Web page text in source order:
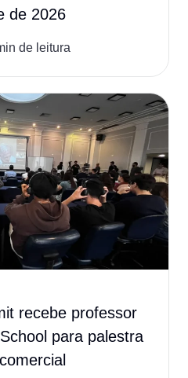
de 2026
de leitura
recebe professor
para palestra